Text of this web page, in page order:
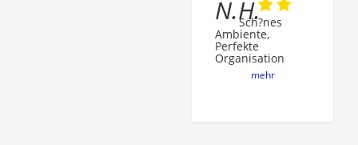
N.H.Sch?nes
Ambiente,
Perfekte
Organisation
mehr